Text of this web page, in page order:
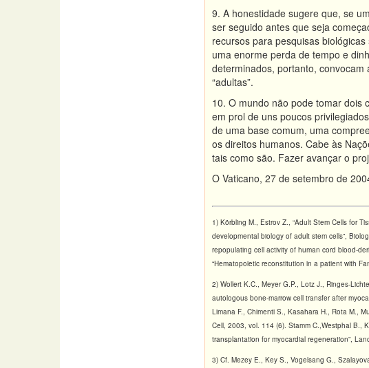
9. A honestidade sugere que, se
ser seguido antes que seja
recursos para pesquisas
uma enorme perda de tempo e
determinados, portanto,
“adultas”.
10. O mundo não pode tomar dois
em prol de uns poucos
de uma base comum, uma
os direitos humanos. Cabe às
tais como são. Fazer avançar o
O Vaticano, 27 de setembro de
1) Körbling M., Estrov Z., “Adult Stem Cells for
developmental biology of adult stem cells”,
repopulating cell activity of human cord blood-
“Hematopoietic reconstitution in a patient with
2) Wollert K.C., Meyer G.P., Lotz J., Ringes-
autologous bone-marrow cell transfer after
Limana F., Chimenti S., Kasahara H., Rota M.,
Cell, 2003, vol. 114 (6). Stamm C.,Westphal B.,
transplantation for myocardial regeneration”,
3) Cf. Mezey E., Key S., Vogelsang G.,